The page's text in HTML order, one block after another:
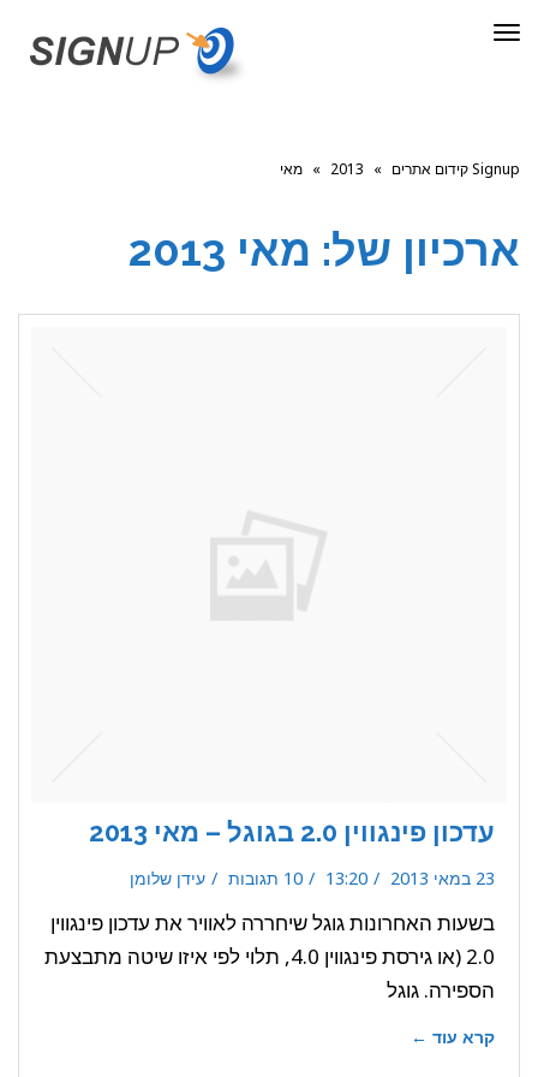
תפריט
Signup קידום אתרים »
2013
» מאי
ארכיון של: מאי 2013
עדכון פינגווין 2.0 בגוגל – מאי 2013
23 במאי 2013 13:20 10 תגובות עידן שלומן
בשעות האחרונות גוגל שיחררה לאוויר את עדכון פינגווין
2.0 (או גירסת פינגווין 4.0, תלוי לפי איזו שיטה מתבצעת
הספירה. גוגל
קרא עוד ←